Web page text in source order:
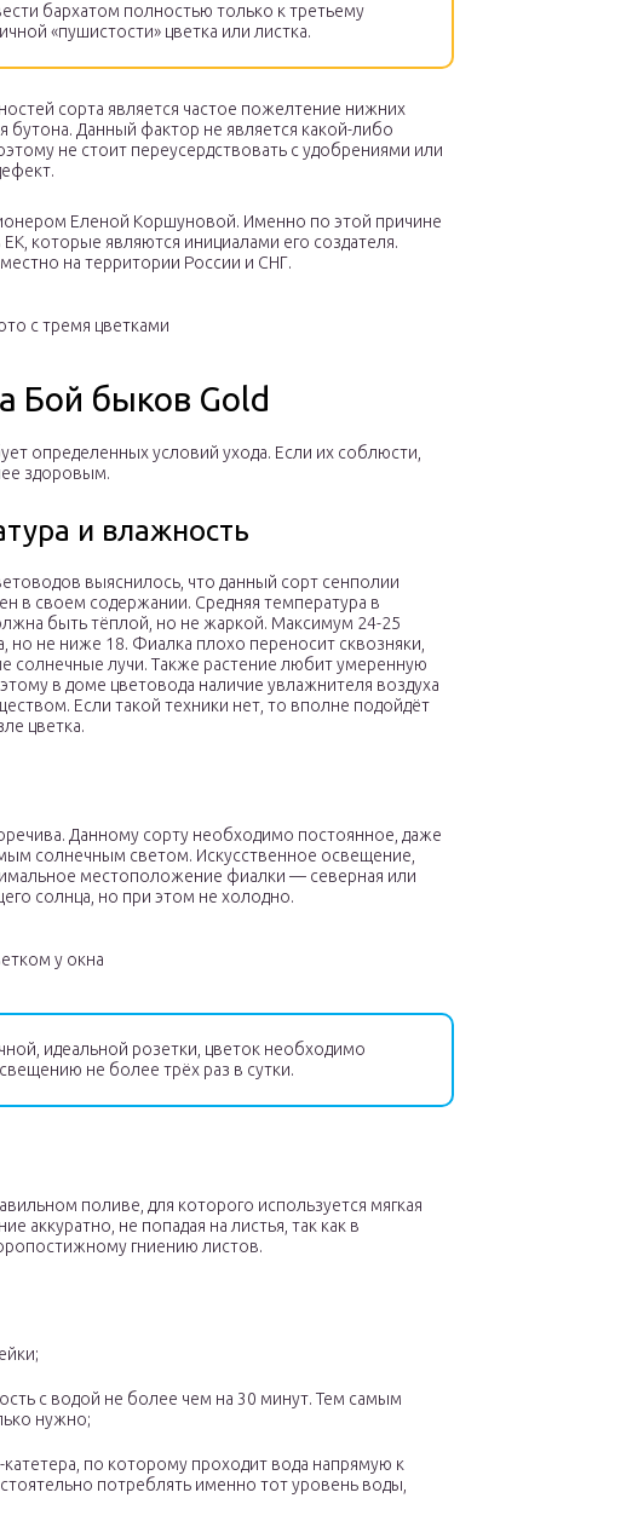
бархатом полностью только к третьему
«пушистости» цветка или листка.
сорта является частое пожелтение нижних
Данный фактор не является какой-либо
не стоит переусердствовать с удобрениями или
Еленой Коршуновой. Именно по этой причине
ЕК, которые являются инициалами его создателя.
на территории России и СНГ.
с тремя цветками
Бой быков Gold
определенных условий ухода. Если их соблюсти,
здоровым.
и влажность
выяснилось, что данный сорт сенполии
в своем содержании. Средняя температура в
быть тёплой, но не жаркой. Максимум 24-25
но не ниже 18. Фиалка плохо переносит сквозняки,
солнечные лучи. Также растение любит умеренную
в доме цветовода наличие увлажнителя воздуха
Если такой техники нет, то вполне подойдёт
цветка.
Данному сорту необходимо постоянное, даже
солнечным светом. Искусственное освещение,
местоположение фиалки — северная или
солнца, но при этом не холодно.
у окна
идеальной розетки, цветок необходимо
не более трёх раз в сутки.
поливе, для которого используется мягкая
аккуратно, не попадая на листья, так как в
гниению листов.
с водой не более чем на 30 минут. Тем самым
нужно;
по которому проходит вода напрямую к
потреблять именно тот уровень воды,